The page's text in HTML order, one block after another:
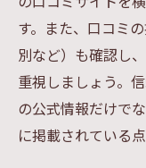
す。また、口コミ
別など）も確認し
重視しましょう。
の公式情報だけで
に掲載されている点